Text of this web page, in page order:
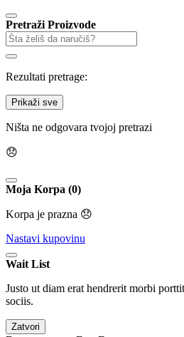
Pretraži Proizvode
Rezultati pretrage:
Prikaži sve
Ništa ne odgovara tvojoj pretrazi
😞
Moja Korpa (0)
Korpa je prazna 😞
Nastavi kupovinu
Wait List
Justo ut diam erat hendrerit morbi
sociis.
Zatvori